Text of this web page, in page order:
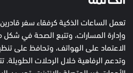
تعمل الساعات الذكية كرفقاء سفر
وإدارة المسارات، وتتبع الصحة في
الاعتماد على الهواتف، وتحافظ على
وتدعم الرفاهية خلال الرحلات الطويلة.